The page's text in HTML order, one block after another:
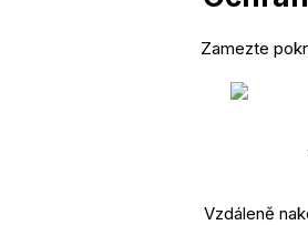
Zamezte
Vzdáleně